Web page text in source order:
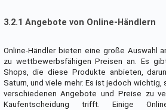
3.2.1 Angebote von Online-Händlern
Online-Händler bieten eine große Auswahl
zu wettbewerbsfähigen Preisen an. Es
Shops, die diese Produkte anbieten,
Saturn, und viele mehr. Es ist jedoch wichtig,
verschiedenen Angebote und Preise zu
Kaufentscheidung trifft. Einige